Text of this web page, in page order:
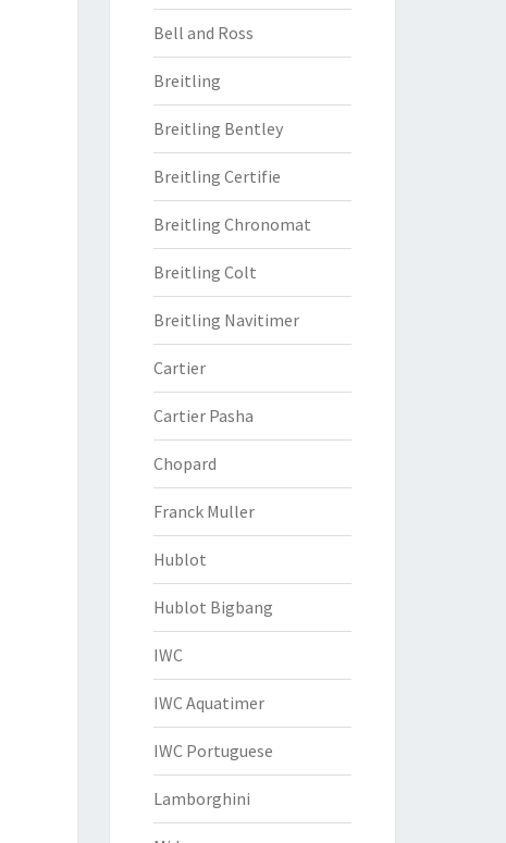
Bell and Ross
Breitling
Breitling Bentley
Breitling Certifie
Breitling Chronomat
Breitling Colt
Breitling Navitimer
Cartier
Cartier Pasha
Chopard
Franck Muller
Hublot
Hublot Bigbang
IWC
IWC Aquatimer
IWC Portuguese
Lamborghini